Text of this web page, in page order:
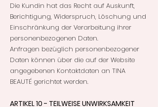
Die Kundin hat das Recht auf Auskunft,
Berichtigung, Widerspruch, Löschung und
Einschränkung der Verarbeitung ihrer
personenbezogenen Daten.
Anfragen bezüglich personenbezogener
Daten können über die auf der Website
angegebenen Kontaktdaten an TINA
BEAUTÉ gerichtet werden.
ARTIKEL 10 - TEILWEISE UNWIRKSAMKEIT